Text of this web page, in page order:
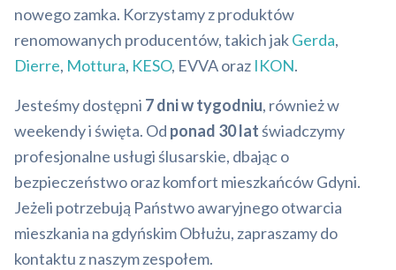
nowego zamka. Korzystamy z produktów
renomowanych producentów, takich jakGerda,
Dierre, Mottura, KESO, EVVA oraz IKON.
Jesteśmy dostępni 7 dni w tygodniu, również w
weekendy i święta. Od ponad 30 latświadczymy
profesjonalne usługi ślusarskie, dbając o
bezpieczeństwo oraz komfort mieszkańców Gdyni.
Jeżeli potrzebują Państwo awaryjnego otwarcia
mieszkania na gdyńskim Obłużu, zapraszamy do
kontaktu z naszym zespołem.